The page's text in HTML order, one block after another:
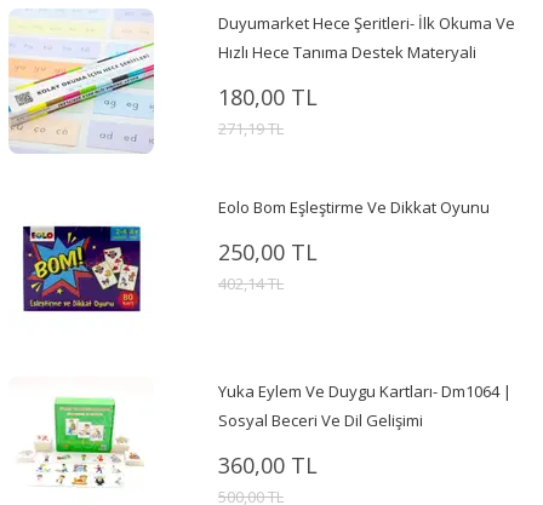
Duyumarket Hece Şeritleri- İlk Okuma Ve
Hızlı Hece Tanıma Destek Materyali
180,00 TL
271,19 TL
Eolo Bom Eşleştirme Ve Dikkat Oyunu
250,00 TL
402,14 TL
Yuka Eylem Ve Duygu Kartları- Dm1064 |
Sosyal Beceri Ve Dil Gelişimi
360,00 TL
500,00 TL